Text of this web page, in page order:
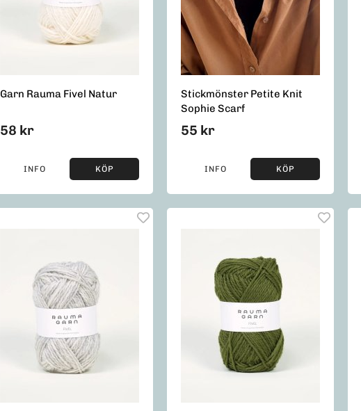
Garn Rauma Fivel Natur
58 kr
INFO KÖP
Stickmönster Petite Knit
Sophie Scarf
55 kr
INFO KÖP